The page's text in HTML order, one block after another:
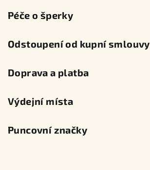
Péče o šperky
Odstoupení od kupní smlouvy
Doprava a platba
Výdejní místa
Puncovní značky